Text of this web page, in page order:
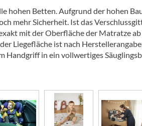
hohen Betten. Aufgrund der hohen
mehr Sicherheit. Ist das
mit der Oberfläche der Matratze
Liegefläche ist nach
Handgriff in ein vollwertiges